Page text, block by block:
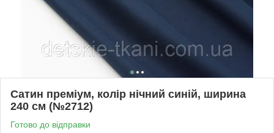
Сатин преміум, колір нічний синій, ширина
240 см (№2712)
Готово до відправки